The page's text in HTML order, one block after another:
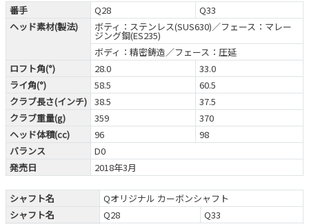
番手 Q28
Q33
ヘッド素材(製法)
ボティ：ステンレス(SUS630)／フェース：マレー
ジング鋼(ES235)
ボディ：精密鋳造／フェース：圧延
ロフト角(°)
28.0
33.0
ライ角(°)
58.5
60.5
クラブ長さ(インチ) 38.5
37.5
クラブ重量(g)
359
370
ヘッド体積(cc)
96
98
バランス
D0
発売日
2018年3月
シャフト名
Qオリジナル カーボンシャフト
シャフト名
Q28
Q33